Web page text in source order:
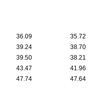
36.09
35.72
39.24
38.70
39.50
38.21
43.47
41.96
47.74 47.64